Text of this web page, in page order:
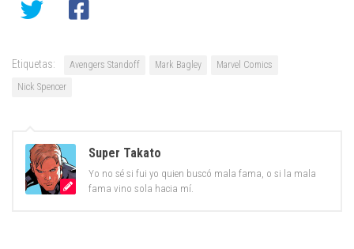
Etiquetas: Avengers Standoff Mark Bagley
Marvel Comics
Nick Spencer
Super Takato
Yo no sé si fui yo quien buscó mala fama, o si la mala
fama vino sola hacia mí.